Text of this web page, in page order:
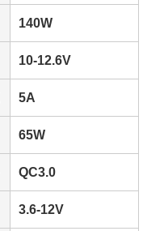
140W
10-12.6V
5A
65W
QC3.0
3.6-12V